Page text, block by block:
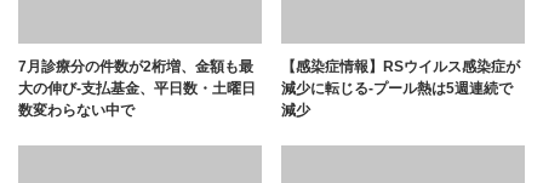
7月診療分の件数が2桁増、金額も最
大の伸び-支払基金、平日数・土曜日
数変わらない中で
【感染症情報】RSウイルス感染症が
減少に転じる-プール熱は5週連続で
減少